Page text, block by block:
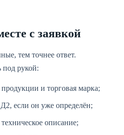
с заявкой
тем точнее ответ.
под рукой:
и торговая марка;
если он уже определён;
описание;